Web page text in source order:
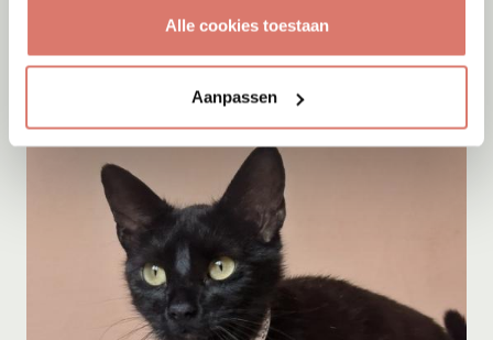
Alle cookies toestaan
Aanpassen
Mijas